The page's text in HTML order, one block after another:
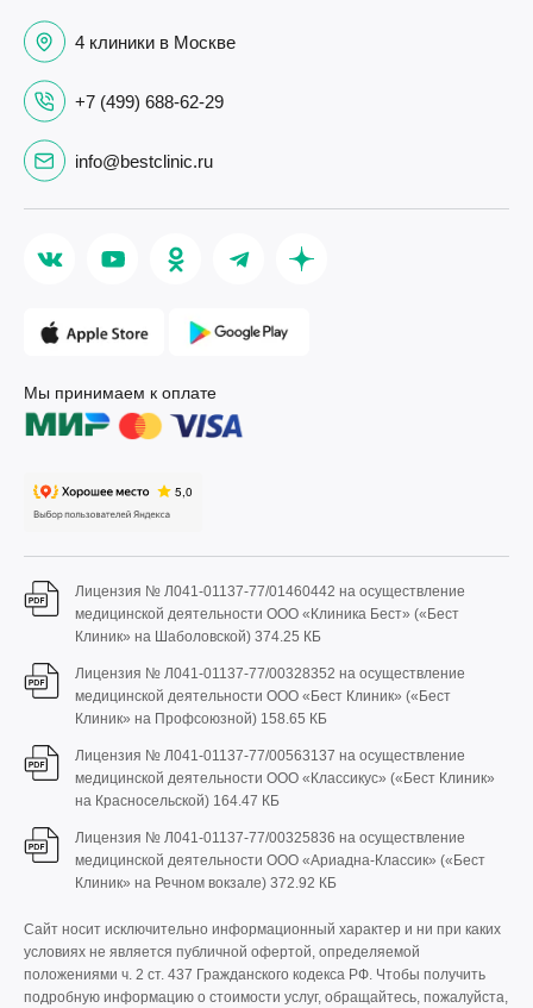
4 клиники в Москве
+7 (499) 688-62-29
info@bestclinic.ru
Мы принимаем к оплате
Лицензия № Л041-01137-77/01460442 на осуществление
медицинской деятельности ООО «Клиника Бест» («Бест
Клиник» на Шаболовской) 374.25 КБ
Лицензия № Л041-01137-77/00328352 на осуществление
медицинской деятельности ООО «Бест Клиник» («Бест
Клиник» на Профсоюзной) 158.65 КБ
Лицензия № Л041-01137-77/00563137 на осуществление
медицинской деятельности ООО «Классикус» («Бест Клиник»
на Красносельской) 164.47 КБ
Лицензия № Л041-01137-77/00325836 на осуществление
медицинской деятельности ООО «Ариадна-Классик» («Бест
Клиник» на Речном вокзале) 372.92 КБ
Сайт носит исключительно информационный характер и ни при каких
условиях не является публичной офертой, определяемой
положениями ч. 2 ст. 437 Гражданского кодекса РФ. Чтобы получить
подробную информацию о стоимости услуг, обращайтесь, пожалуйста,